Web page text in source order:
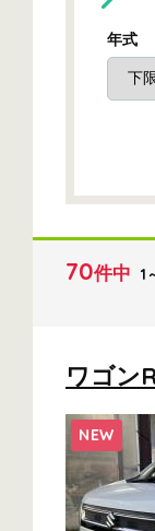
年式
70件中 1
ワゴン
NEW